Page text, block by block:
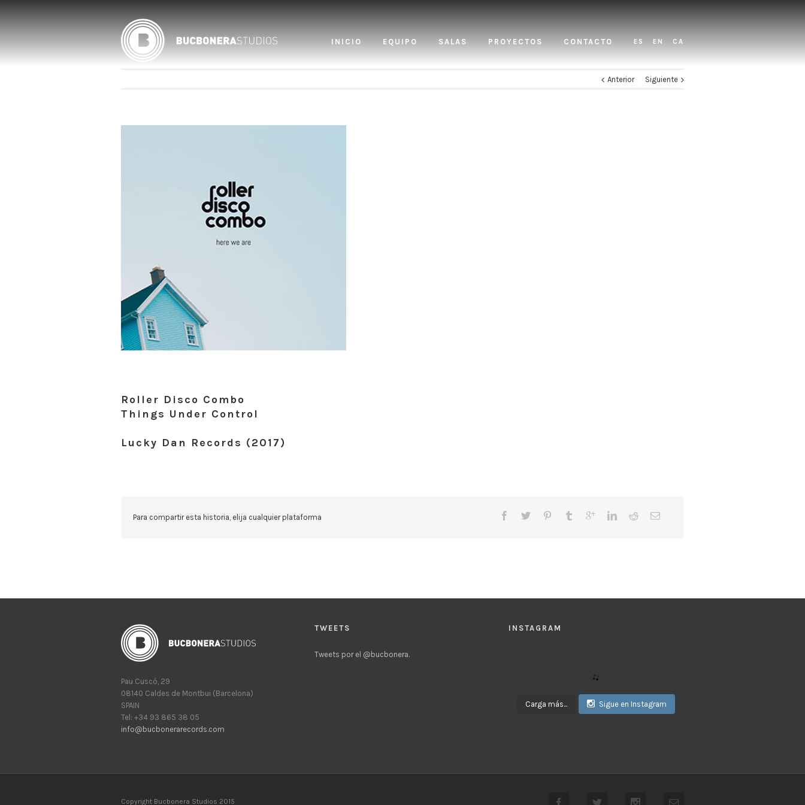
INICIO EQUIPO SALAS PROYECTOS CONTACTO ES EN CA
Anterior Siguiente
Roller Disco Combo
Things Under Control
Lucky Dan Records (2017)
Para compartir esta historia, elija cualquier plataforma
Pau Cuscó, 29
08140 Caldes de Montbui (Barcelona)
SPAIN
Tel: +34 93 865 38 05
info@bucbonerarecords.com
TWEETS
Tweets por el @bucbonera.
INSTAGRAM
Carga más... Sigue en Instagram
Copyright Bucbonera Studios 2015